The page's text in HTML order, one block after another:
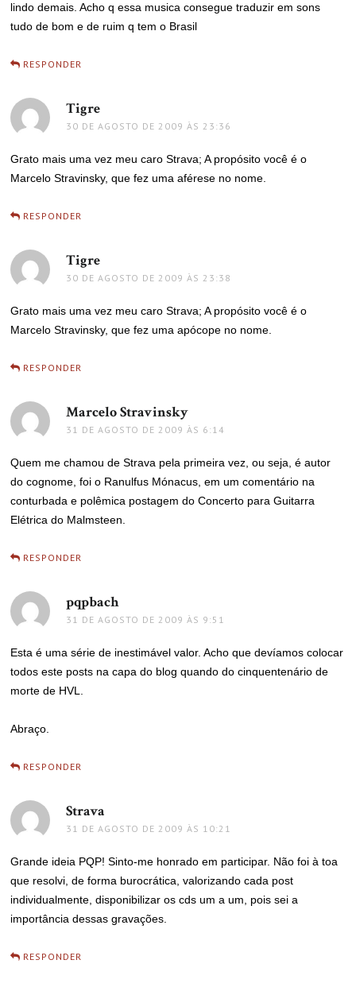
lindo demais. Acho q essa musica consegue traduzir em sons
tudo de bom e de ruim q tem o Brasil
RESPONDER
Tigre
30 DE AGOSTO DE 2009 ÀS 23:36
Grato mais uma vez meu caro Strava; A propósito você é o
Marcelo Stravinsky, que fez uma aférese no nome.
RESPONDER
Tigre
30 DE AGOSTO DE 2009 ÀS 23:38
Grato mais uma vez meu caro Strava; A propósito você é o
Marcelo Stravinsky, que fez uma apócope no nome.
RESPONDER
Marcelo Stravinsky
31 DE AGOSTO DE 2009 ÀS 6:14
Quem me chamou de Strava pela primeira vez, ou seja, é autor
do cognome, foi o Ranulfus Mónacus, em um comentário na
conturbada e polêmica postagem do Concerto para Guitarra
Elétrica do Malmsteen.
RESPONDER
pqpbachdisse:
31 DE AGOSTO DE 2009 ÀS 9:51
Esta é uma série de inestimável valor. Acho que devíamos colocar
todos este posts na capa do blog quando do cinquentenário de
morte de HVL.
Abraço.
RESPONDER
Strava
31 DE AGOSTO DE 2009 ÀS 10:21
Grande ideia PQP! Sinto-me honrado em participar. Não foi à toa
que resolvi, de forma burocrática, valorizando cada post
individualmente, disponibilizar os cds um a um, pois sei a
importância dessas gravações.
RESPONDER